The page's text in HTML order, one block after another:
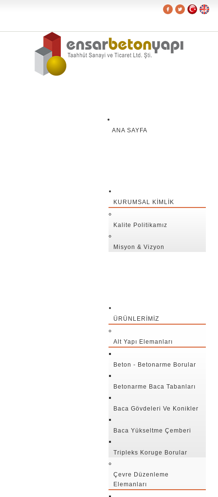
ANA SAYFA
KURUMSAL KIMLIK
Kalite Politikamız
Misyon & Vizyon
ÜRÜNLERIMIZ
Alt Yapı Elemanları
Beton - Betonarme Borular
Betonarme Baca Tabanları
Baca Gövdeleri Ve Konikler
Baca Yükseltme Çemberi
Tripleks Koruge Borular
Çevre Düzenleme
Elemanları